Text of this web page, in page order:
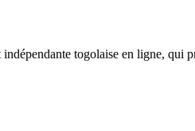
togolaise en ligne, qui